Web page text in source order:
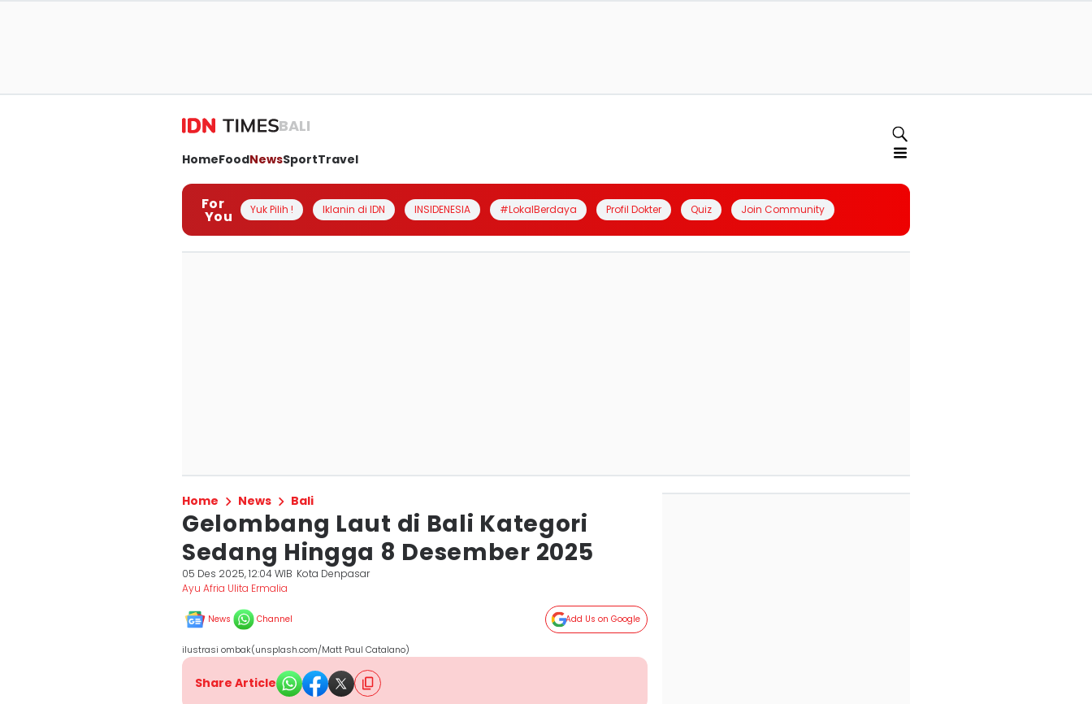
BALI
HomeFoodNewsSportTravel
For
You Yuk Pilih ! Iklanin di IDN INSIDENESIA #LokalBerdaya Profil Dokter Quiz Join Community
Home News Bali
Gelombang Laut di Bali Kategori
Sedang Hingga 8 Desember 2025
05 Des 2025, 12:04 WIB Kota Denpasar
Ayu Afria Ulita Ermalia
News Channel Add Us on Google
ilustrasi ombak(unsplash.com/Matt Paul Catalano)
Share Article